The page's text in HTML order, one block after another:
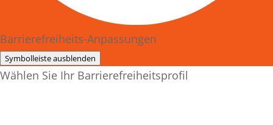
Barrierefreiheits-Anpassungen
Symbolleiste ausblenden
Wählen Sie Ihr Barrierefreiheitsprofil